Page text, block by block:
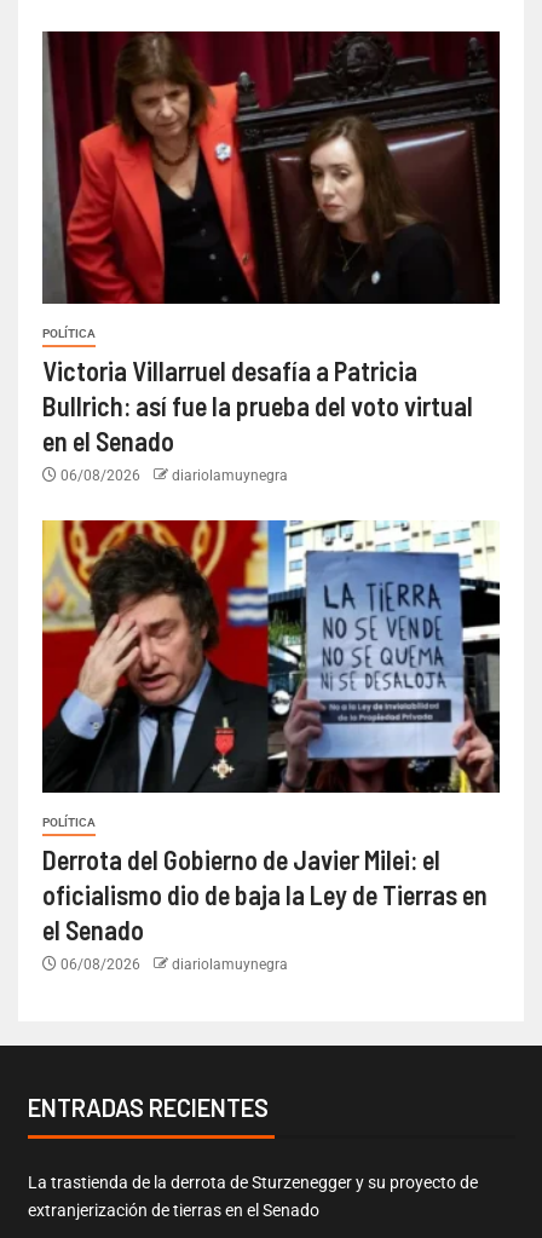
POLÍTICA
Victoria Villarruel desafía a Patricia
Bullrich: así fue la prueba del voto virtual
en el Senado
06/08/2026 diariolamuynegra
POLÍTICA
Derrota del Gobierno de Javier Milei: el
oficialismo dio de baja la Ley de Tierras en
el Senado
06/08/2026 diariolamuynegra
ENTRADAS RECIENTES
La trastienda de la derrota de Sturzenegger y su proyecto de
extranjerización de tierras en el Senado